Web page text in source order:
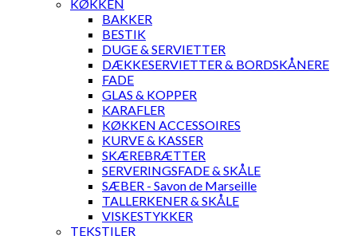
KØKKEN
BAKKER
BESTIK
DUGE & SERVIETTER
DÆKKESERVIETTER & BORDSKÅNERE
FADE
GLAS & KOPPER
KARAFLER
KØKKEN ACCESSOIRES
KURVE & KASSER
SKÆREBRÆTTER
SERVERINGSFADE & SKÅLE
SÆBER - Savon de Marseille
TALLERKENER & SKÅLE
VISKESTYKKER
TEKSTILER